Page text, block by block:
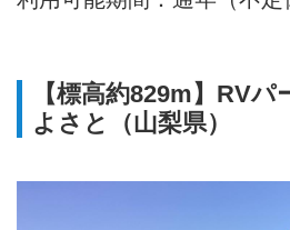
【標高約829m】RVパ
よさと（山梨県）